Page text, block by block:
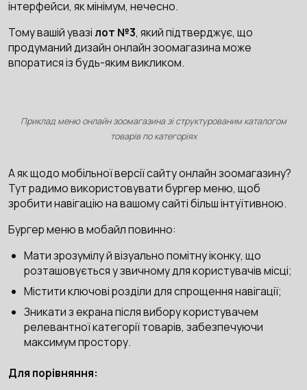
інтерфейси, як мінімум, нечесно.
Тому вашій увазі лот №3, який підтверджує, що
продуманий дизайн онлайн зоомагазина може
впоратися із будь-яким викликом.
Приклад меню онлайн зоомагазина зі структурованим каталогом
товарів по категоріях
А як щодо мобільної версії сайту онлайн зоомагазину?
Тут радимо використовувати бургер меню, щоб
зробити навігацію на вашому сайті більш інтуїтивною.
Бургер меню в мобайл повинно:
Мати зрозумілу й візуально помітну іконку, що
розташовується у звичному для користувачів місці;
Містити ключові розділи для спрощення навігації;
Зникати з екрана після вибору користувачем
релевантної категорії товарів, забезпечуючи
максимум простору.
Для порівняння: